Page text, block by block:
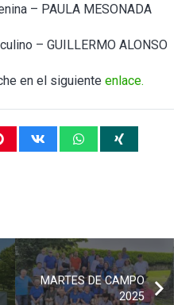
– PAULA MESONADA
– GUILLERMO ALONSO
en el siguiente enlace.
MARTES DE CAMPO
2025